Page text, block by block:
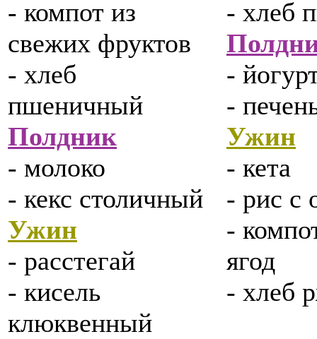
- компот из
свежих фруктов
- хлеб
пшеничный
Полдник
- молоко
- кекс столичный
Ужин
- расстегай
- кисель
клюквенный
- хлеб
-
-
Ужин
- кета
- рис с
-
ягод
- хлеб